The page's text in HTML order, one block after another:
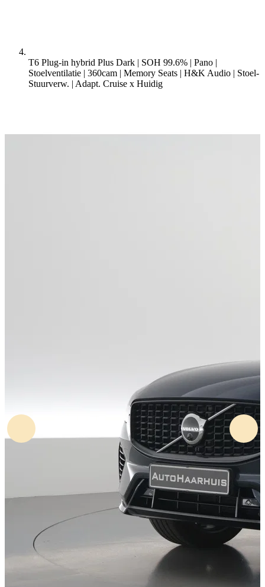
T6 Plug-in hybrid Plus Dark | SOH 99.6% | Pano |
Stoelventilatie | 360cam | Memory Seats | H&K Audio | Stoel-
Stuurverw. | Adapt. Cruise x Huidig